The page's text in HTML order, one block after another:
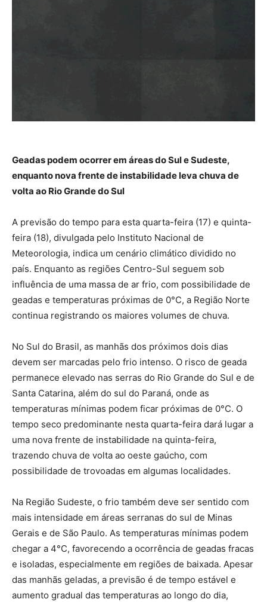
Geadas podem ocorrer em áreas do Sul e Sudeste,
enquanto nova frente de instabilidade leva chuva de
volta ao Rio Grande do Sul
A previsão do tempo para esta quarta-feira (17) e quinta-
feira (18), divulgada pelo Instituto Nacional de
Meteorologia, indica um cenário climático dividido no
país. Enquanto as regiões Centro-Sul seguem sob
influência de uma massa de ar frio, com possibilidade de
geadas e temperaturas próximas de 0°C, a Região Norte
continua registrando os maiores volumes de chuva.
No Sul do Brasil, as manhãs dos próximos dois dias
devem ser marcadas pelo frio intenso. O risco de geada
permanece elevado nas serras do Rio Grande do Sul e de
Santa Catarina, além do sul do Paraná, onde as
temperaturas mínimas podem ficar próximas de 0°C. O
tempo seco predominante nesta quarta-feira dará lugar a
uma nova frente de instabilidade na quinta-feira,
trazendo chuva de volta ao oeste gaúcho, com
possibilidade de trovoadas em algumas localidades.
Na Região Sudeste, o frio também deve ser sentido com
mais intensidade em áreas serranas do sul de Minas
Gerais e de São Paulo. As temperaturas mínimas podem
chegar a 4°C, favorecendo a ocorrência de geadas fracas
e isoladas, especialmente em regiões de baixada. Apesar
das manhãs geladas, a previsão é de tempo estável e
aumento gradual das temperaturas ao longo do dia,